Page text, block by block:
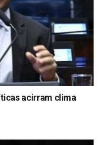
acirram clima